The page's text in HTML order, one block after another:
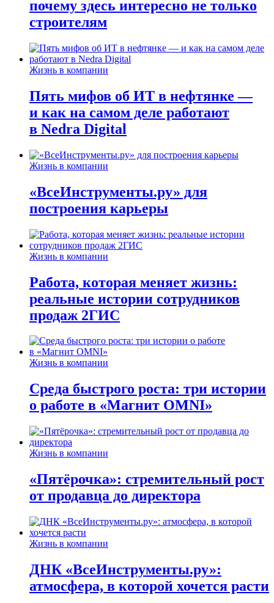
почему здесь интересно не только
строителям
Жизнь в компании
Пять мифов об ИТ в нефтянке —
и как на самом деле работают
в Nedra Digital
Жизнь в компании
«ВсеИнструменты.ру» для
построения карьеры
Жизнь в компании
Работа, которая меняет жизнь:
реальные истории сотрудников
продаж 2ГИС
Жизнь в компании
Среда быстрого роста: три истории
о работе в «Магнит OMNI»
Жизнь в компании
«Пятёрочка»: стремительный рост
от продавца до директора
Жизнь в компании
ДНК «ВсеИнструменты.ру»:
атмосфера, в которой хочется расти